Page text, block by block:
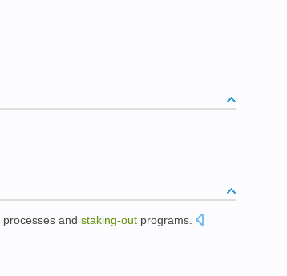
processes and staking-out programs